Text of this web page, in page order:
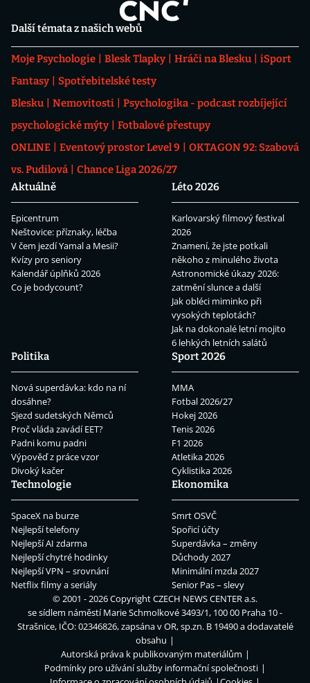
Další témata z našich webů
Moje Psychologie Blesk Tlapky Hráči na Blesku
iSport
Fantasy
Spotřebitelské testy
Blesku
Nemovitosti
Psychologika - podcast rozbíjející
psychologické mýty
Fotbalové přestupy
ONLINE
Eventový prostor Level 9
OKTAGON 92: Szabová
vs. Pudilová
Chance Liga 2026/27
Aktuálně
Epicentrum
Neštovice: příznaky, léčba
V čem jezdí Yamal a Mesii?
Kvízy pro seniory
Kalendář úplňků 2026
Co je bodycount?
Léto 2026
Karlovarský filmový festival
2026
Znamení, že jste potkali
někoho z minulého života
Astronomické úkazy 2026:
zatmění slunce a další
Jak obléci miminko při
vysokých teplotách?
Jak na dokonalé letní mojito
6 lehkých letních salátů
Politika
Nová superdávka: kdo na ní
dosáhne?
Sjezd sudetských Němců
Proč vláda zavádí EET?
Padni komu padni
Výpověď z práce vzor
Divoký kačer
Sport 2026
MMA
Fotbal 2026/27
Hokej 2026
Tenis 2026
F1 2026
Atletika 2026
Cyklistika 2026
Technologie
SpaceX na burze
Nejlepší telefony
Nejlepší AI zdarma
Nejlepší chytré hodinky
Nejlepší VPN – srovnání
Netflix filmy a seriály
Ekonomika
Smrt OSVČ
Spořicí účty
Superdávka – změny
Důchody 2027
Minimální mzda 2027
Senior Pas – slevy
© 2001 - 2026 CopyrightCZECH NEWS CENTER a.s.
se sídlem náměstí Marie Schmolkové 3493/1, 100 00 Praha 10 -
Strašnice, IČO: 02346826, zapsána v OR, sp.zn. B 19490 a dodavatelé
obsahu
Autorská práva k publikovaným materiálům
Podmínky pro užívání služby informační společnosti